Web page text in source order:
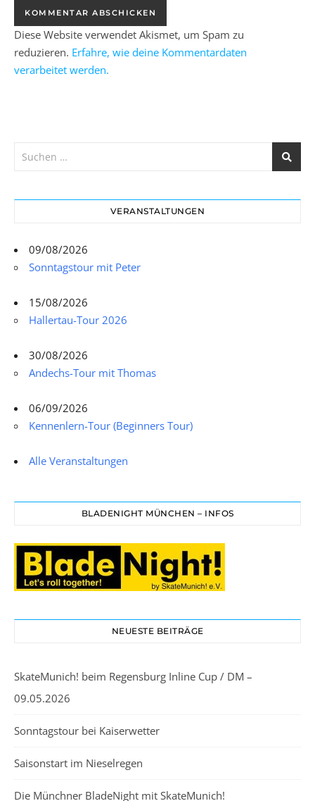
Diese Website verwendet Akismet, um Spam zu
reduzieren. Erfahre, wie deine Kommentardaten
verarbeitet werden.
VERANSTALTUNGEN
09/08/2026
Sonntagstour mit Peter
15/08/2026
Hallertau-Tour 2026
30/08/2026
Andechs-Tour mit Thomas
06/09/2026
Kennenlern-Tour (Beginners Tour)
Alle Veranstaltungen
BLADENIGHT MÜNCHEN – INFOS
NEUESTE BEITRÄGE
SkateMunich! beim Regensburg Inline Cup / DM –
09.05.2026
Sonntagstour bei Kaiserwetter
Saisonstart im Nieselregen
Die Münchner BladeNight mit SkateMunich!